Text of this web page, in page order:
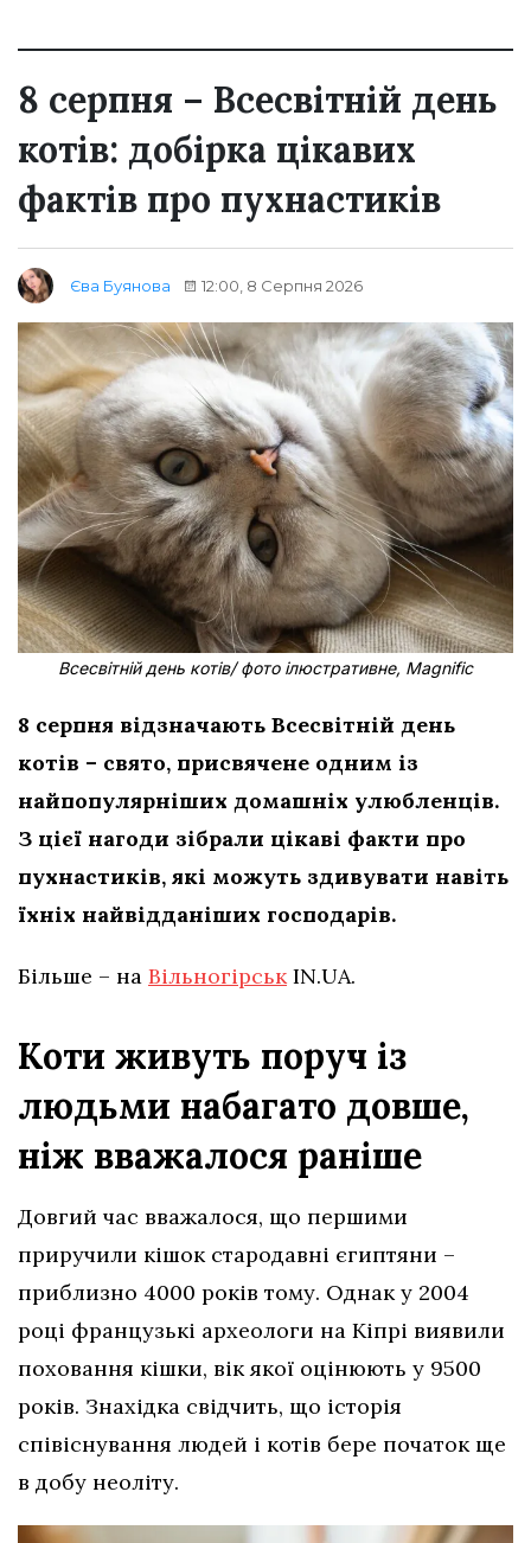
8 серпня – Всесвітній день
котів: добірка цікавих
фактів про пухнастиків
Єва Буянова 12:00, 8 Серпня 2026
Всесвітній день котів/ фото ілюстративне, Magnific
8 серпня відзначають Всесвітній день
котів – свято, присвячене одним із
найпопулярніших домашніх улюбленців.
З цієї нагоди зібрали цікаві факти про
пухнастиків, які можуть здивувати навіть
їхніх найвідданіших господарів.
Більше – на ВільногірськIN.UA.
Коти живуть поруч із
людьми набагато довше,
ніж вважалося раніше
Довгий час вважалося, що першими
приручили кішок стародавні єгиптяни –
приблизно 4000 років тому. Однак у 2004
році французькі археологи на Кіпрі виявили
поховання кішки, вік якої оцінюють у 9500
років. Знахідка свідчить, що історія
співіснування людей і котів бере початок ще
в добу неоліту.